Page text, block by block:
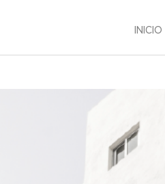
INICIO